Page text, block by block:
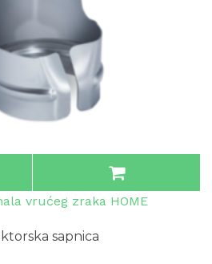
vrućeg zraka HOME
sapnica